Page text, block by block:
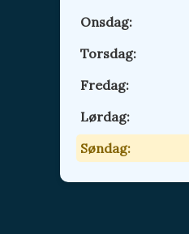
Onsdag:
Torsdag:
Fredag:
Lørdag:
Søndag: